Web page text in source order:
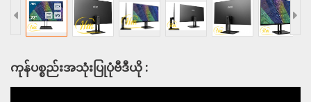
ကုန်ပစ္စည်းအသုံးပြုပုံဗီဒီယို :